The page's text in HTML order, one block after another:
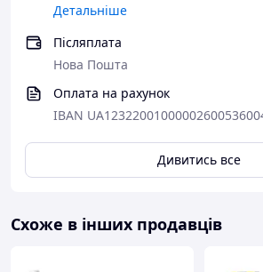
Детальніше
Післяплата
Нова Пошта
Оплата на рахунок
IBAN
Дивитись все
Схоже в інших продавців